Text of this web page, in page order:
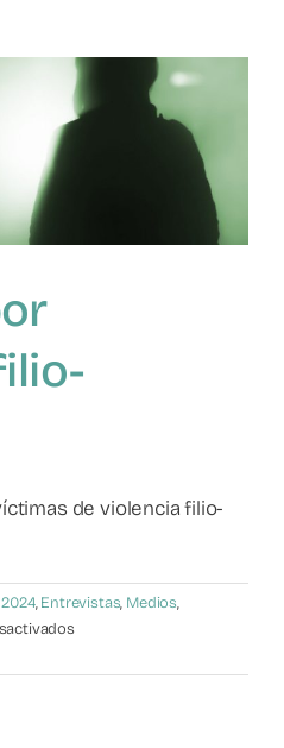
de violencia filio-
2024,Entrevistas, Medios,
en
por